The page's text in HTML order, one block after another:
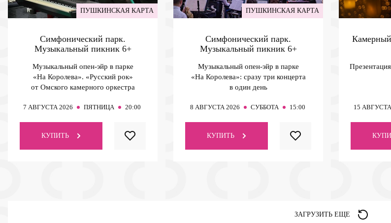
ПУШКИНСКАЯ КАРТА
Симфонический парк.
Музыкальный пикник 6+
Музыкальный опен-эйр в парке
«На Королева». «Русский рок»
от Омского камерного оркестра
7 АВГУСТА 2026 ПЯТНИЦА 20:00
КУПИТЬ
ПУШКИНСКАЯ КАРТА
Симфонический парк.
Музыкальный пикник 6+
Музыкальный опен-эйр в парке
«На Королева»: сразу три концерта
в один день
8 АВГУСТА 2026 СУББОТА 15:00
КУПИТЬ
Камерный
15 АВГУСТА
ЗАГРУЗИТЬ ЕЩЕ